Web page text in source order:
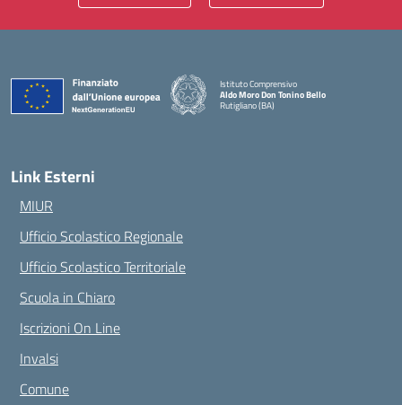
Istituto Comprensivo
Aldo Moro Don Tonino Bello
Rutigliano (BA)
— Visita la pagina iniziale della scuola
Link Esterni
MIUR
Ufficio Scolastico Regionale
Ufficio Scolastico Territoriale
Scuola in Chiaro
Iscrizioni On Line
Invalsi
Comune